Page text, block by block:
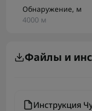
Обнаружение, м
4000 м
Файлы и
Инструкция